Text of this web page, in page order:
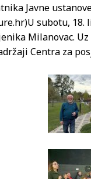
Javne
U subotu, 18.
Milanovac.
Centra za